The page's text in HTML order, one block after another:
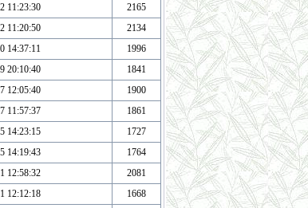
11:23:30
2165
11:20:50
2134
14:37:11
1996
20:10:40
1841
12:05:40
1900
11:57:37
1861
14:23:15
1727
14:19:43
1764
12:58:32
2081
12:12:18
1668